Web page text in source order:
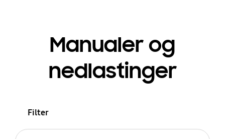
Manualer og
nedlastinger
Filter